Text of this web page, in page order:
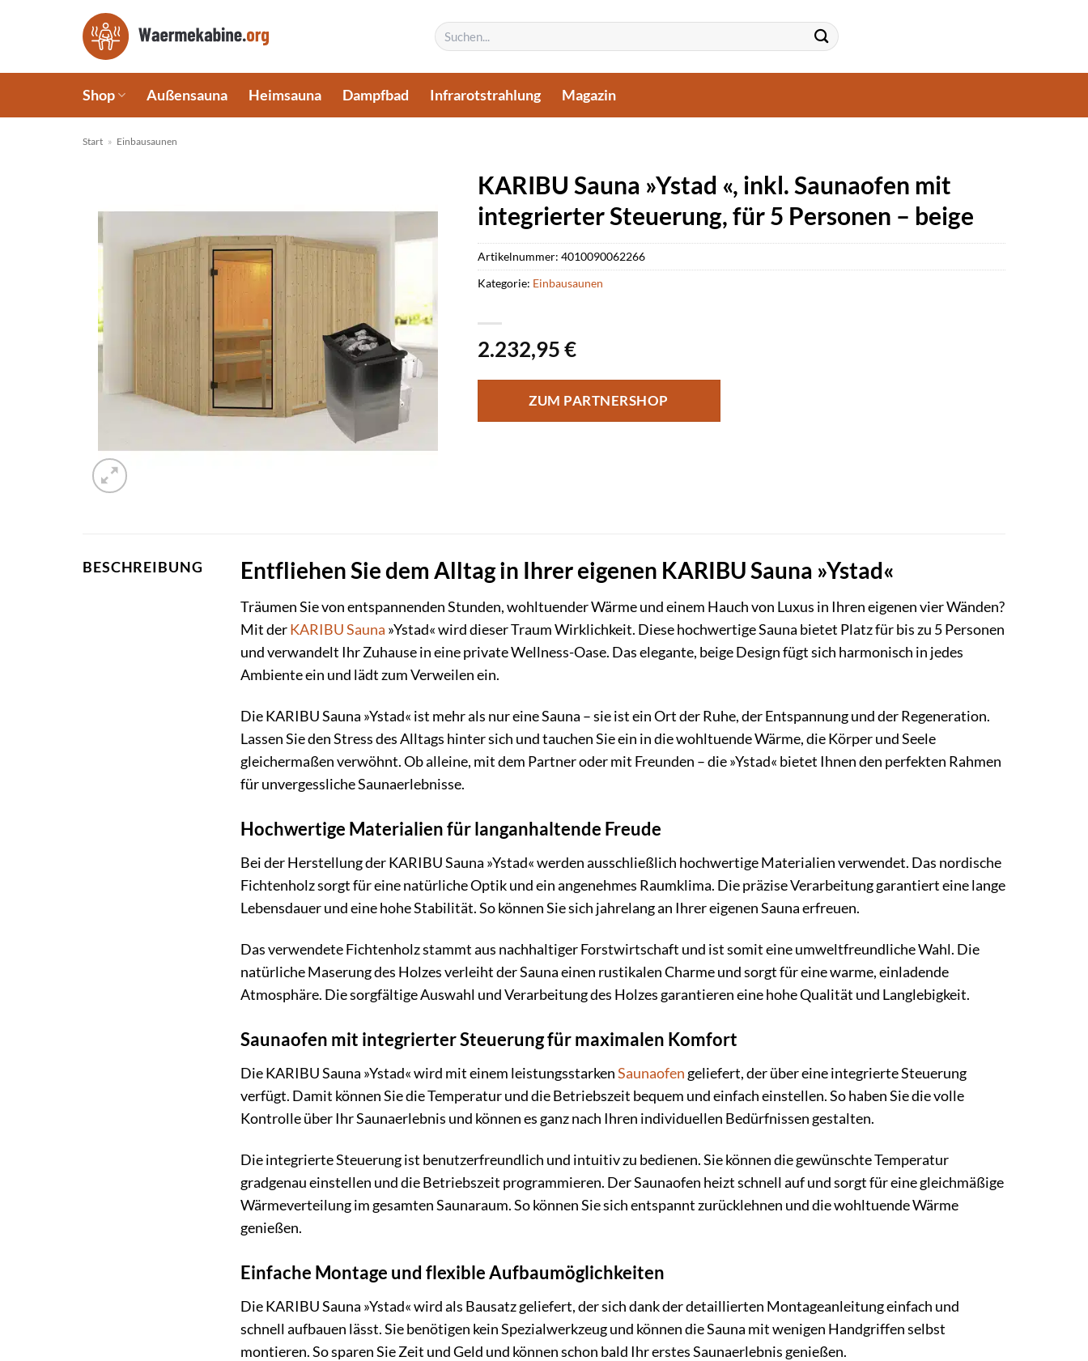
Suchen
nach:
Shop Außensauna Heimsauna Dampfbad Infrarotstrahlung Magazin
Start » Einbausaunen
KARIBU Sauna »Ystad «, inkl. Saunaofen mit
integrierter Steuerung, für 5 Personen – beige
2.232,95€
ZUM PARTNERSHOP
Artikelnummer: 4010090062266
Kategorie: Einbausaunen
BESCHREIBUNG Entfliehen Sie dem Alltag in Ihrer eigenen KARIBU Sauna »Ystad«
Träumen Sie von entspannenden Stunden, wohltuender Wärme und einem Hauch von Luxus in Ihren eigenen vier Wänden?
Mit derKARIBUSauna »Ystad« wird dieser Traum Wirklichkeit. Diese hochwertige Sauna bietet Platz für bis zu 5 Personen
und verwandelt Ihr Zuhause in eine private Wellness-Oase. Das elegante, beige Design fügt sich harmonisch in jedes
Ambiente ein und lädt zum Verweilen ein.
Die KARIBU Sauna »Ystad« ist mehr als nur eine Sauna – sie ist ein Ort der Ruhe, der Entspannung und der Regeneration.
Lassen Sie den Stress des Alltags hinter sich und tauchen Sie ein in die wohltuende Wärme, die Körper und Seele
gleichermaßen verwöhnt. Ob alleine, mit dem Partner oder mit Freunden – die »Ystad« bietet Ihnen den perfekten Rahmen
für unvergessliche Saunaerlebnisse.
Hochwertige Materialien für langanhaltende Freude
Bei der Herstellung der KARIBU Sauna »Ystad« werden ausschließlich hochwertige Materialien verwendet. Das nordische
Fichtenholz sorgt für eine natürliche Optik und ein angenehmes Raumklima. Die präzise Verarbeitung garantiert eine lange
Lebensdauer und eine hohe Stabilität. So können Sie sich jahrelang an Ihrer eigenen Sauna erfreuen.
Das verwendete Fichtenholz stammt aus nachhaltiger Forstwirtschaft und ist somit eine umweltfreundliche Wahl. Die
natürliche Maserung des Holzes verleiht der Sauna einen rustikalen Charme und sorgt für eine warme, einladende
Atmosphäre. Die sorgfältige Auswahl und Verarbeitung des Holzes garantieren eine hohe Qualität und Langlebigkeit.
Saunaofen mit integrierter Steuerung für maximalen Komfort
Die KARIBU Sauna »Ystad« wird mit einem leistungsstarkenSaunaofen geliefert, der über eine integrierte Steuerung
verfügt. Damit können Sie die Temperatur und die Betriebszeit bequem und einfach einstellen. So haben Sie die volle
Kontrolle über Ihr Saunaerlebnis und können es ganz nach Ihren individuellen Bedürfnissen gestalten.
Die integrierte Steuerung ist benutzerfreundlich und intuitiv zu bedienen. Sie können die gewünschte Temperatur
gradgenau einstellen und die Betriebszeit programmieren. Der Saunaofen heizt schnell auf und sorgt für eine gleichmäßige
Wärmeverteilung im gesamten Saunaraum. So können Sie sich entspannt zurücklehnen und die wohltuende Wärme
genießen.
Einfache Montage und flexible Aufbaumöglichkeiten
Die KARIBU Sauna »Ystad« wird als Bausatz geliefert, der sich dank der detaillierten Montageanleitung einfach und
schnell aufbauen lässt. Sie benötigen kein Spezialwerkzeug und können die Sauna mit wenigen Handgriffen selbst
montieren. So sparen Sie Zeit und Geld und können schon bald Ihr erstes Saunaerlebnis genießen.